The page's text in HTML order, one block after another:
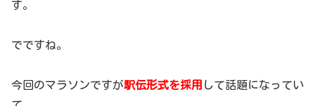
す。
でですね。
今回のマラソンですが駅伝形式を採用 して話題になってい